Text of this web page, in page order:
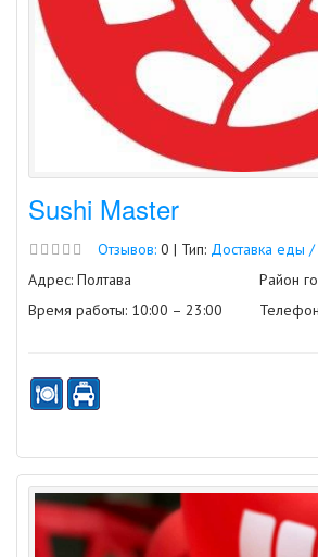
Sushi Master
Отзывов: 0 | Тип: Доставка еды /
Адрес: Полтава
Время работы: 10:00 – 23:00
Район